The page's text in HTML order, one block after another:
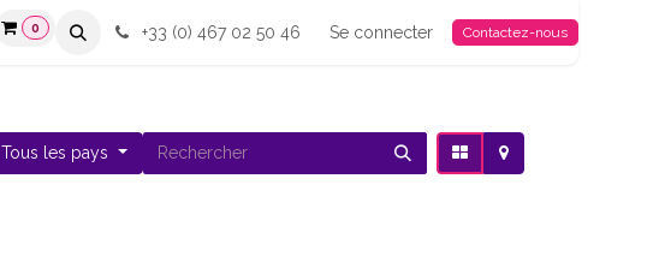
0 +33 (0) 467 02 50 46 Se connecter Contactez-nous
Tous les pays